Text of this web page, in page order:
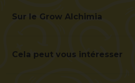
Sur le Grow Alchimia
Situation et contact
Cela peut vous intéresser